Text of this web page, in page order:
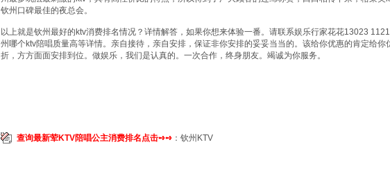
钦州口碑最佳的夜总会。
以上就是钦州最好的ktv消费排名情况？详情解答，如果你想来体验一番。请联系娱乐行家花花13023
州哪个ktv陪唱质量高等详情。亲自接待，亲自安排，保证非你安排的妥妥当当的。该给你优惠的肯定给
折，方方面面安排到位。做娱乐，我们是认真的。一次合作，终身朋友。竭诚为你服务。
查询最新荤KTV陪唱公主消费排名点击➺➺ ： 钦州KTV